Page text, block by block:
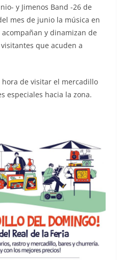
y Jimenos Band -26 de
mes de junio la música en
y dinamizan de
que acuden a
de visitar el mercadillo
especiales hacia la zona.